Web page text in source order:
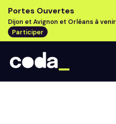
Portes Ouvertes
Dijon et Avignon et Orléans à venir
Participer